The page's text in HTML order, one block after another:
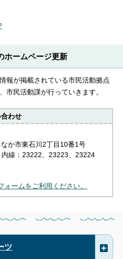
ホームページ更新
報が掲載されている市民活動拠点
市民活動課が行っていきます。
わせ
か市東石川2丁目10番1号
線：23222、23223、23224
ォームをご利用ください。
ツ